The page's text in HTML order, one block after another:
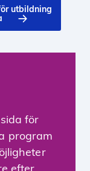
utbildning
för
program
efter